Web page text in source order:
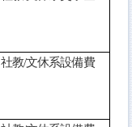
社教/文休系設備費